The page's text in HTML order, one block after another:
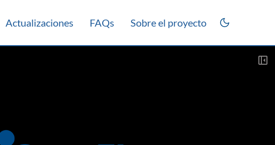
Actualizaciones FAQs Sobre el proyecto